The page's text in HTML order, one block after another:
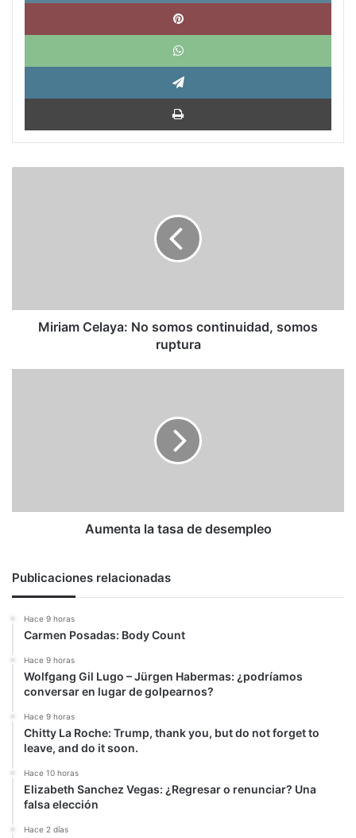
Miriam Celaya: No somos continuidad, somos
ruptura
Aumenta la tasa de desempleo
Publicaciones relacionadas
Hace 9 horas
Carmen Posadas: Body Count
Hace 9 horas
Wolfgang Gil Lugo – Jürgen Habermas: ¿podríamos
conversar en lugar de golpearnos?
Hace 9 horas
Chitty La Roche: Trump, thank you, but do not forget to
leave, and do it soon.
Hace 10 horas
Elizabeth Sanchez Vegas: ¿Regresar o renunciar? Una
falsa elección
Hace 2 días